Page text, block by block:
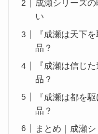
成瀬シリーズ
い
『成瀬は天下
品？
『成瀬は信じ
品？
『成瀬は都を
品？
まとめ｜成瀬